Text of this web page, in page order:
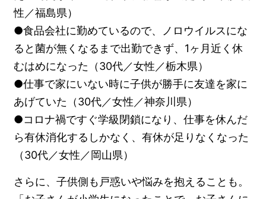
性／福島県）
●食品会社に勤めているので、ノロウイルスにな
ると菌が無くなるまで出勤できず、1ヶ月近く休
むはめになった（30代／女性／栃木県）
●仕事で家にいない時に子供が勝手に友達を家に
あげていた（30代／女性／神奈川県）
●コロナ禍ですぐ学級閉鎖になり、仕事を休んだ
ら有休消化するしかなく、有休が足りなくなった
（30代／女性／岡山県）
さらに、子供側も戸惑いや悩みを抱えることも。